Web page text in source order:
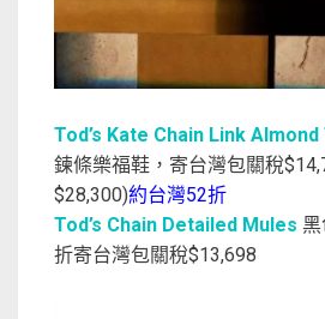
Tod’s Kate Chain Link
鍊條樂福鞋，寄台灣包關稅
$28,300)約台灣52折
Tod’s Chain Detailed Mules
折寄台灣包關稅$13,698